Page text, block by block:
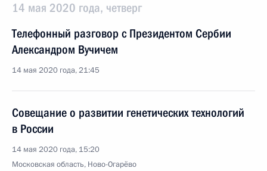
14 мая 2020 года, четверг
Телефонный разговор с Президентом Сербии
Александром Вучичем
14 мая 2020 года, 21:45
Совещание о развитии генетических технологий
в России
14 мая 2020 года, 15:20
Московская область, Ново-Огарёво